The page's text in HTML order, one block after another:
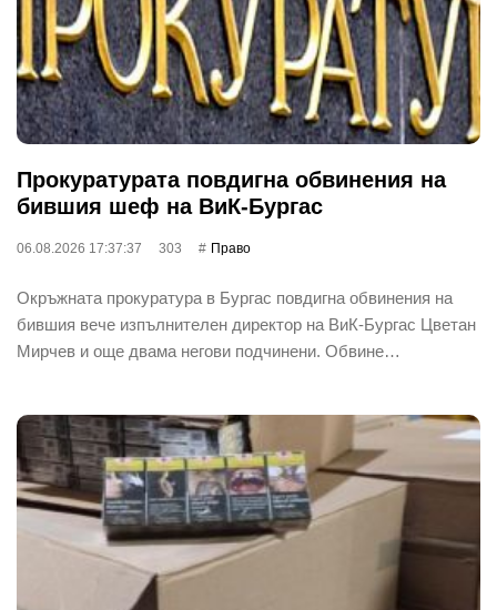
Прокуратурата повдигна обвинения на
бившия шеф на ВиК-Бургас
06.08.2026 17:37:37 303 Право
Окръжната прокуратура в Бургас повдигна обвинения на
бившия вече изпълнителен директор на ВиК-Бургас Цветан
Мирчев и още двама негови подчинени. Обвине…